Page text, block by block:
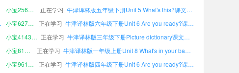
小宝627631 正在学习
牛津译林版六年级下册Unit 6 Are you ready?课文朗读
小宝414371 正在学习
牛津译林版三年级下册Picture dictionary课文朗读
小宝818850 正在学习
牛津译林版一年级上册Unit 8 What's in your bag?课文朗读
小宝961092 正在学习
牛津译林版四年级下册Unit 6 Are you ready?课文朗读
小宝426168 正在学习 牛津译林版四年级上册Unit 8 What's in your bag?课文朗读